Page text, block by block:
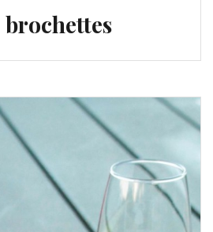
brochettes